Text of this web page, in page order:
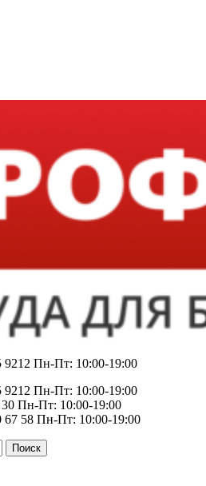
9212 Пн-Пт: 10:00-19:00
9212 Пн-Пт: 10:00-19:00
Пн-Пт: 10:00-19:00
67 58 Пн-Пт: 10:00-19:00
Поиск